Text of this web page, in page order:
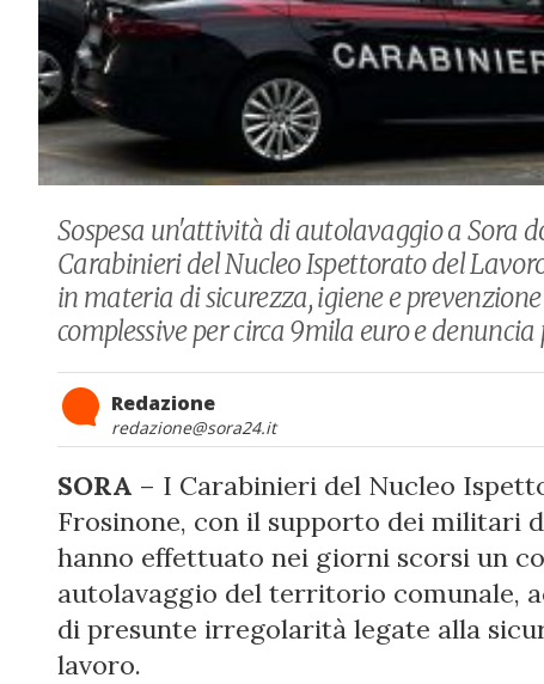
Sospesa un'attività di autolavaggio a Sora
Carabinieri del Nucleo Ispettorato del
in materia di sicurezza, igiene e
complessive per circa 9mila euro e
Redazione
redazione@sora24.it
SORA – I Carabinieri del Nucleo
Frosinone, con il supporto dei militari
hanno effettuato nei giorni scorsi un
autolavaggio del territorio comunale,
di presunte irregolarità legate alla
lavoro.